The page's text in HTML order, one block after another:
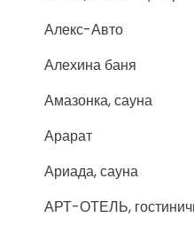
Алекс-Авто
Алехина баня
Амазонка, сауна
Арарат
Ариада, сауна
АРТ-ОТЕЛЬ,